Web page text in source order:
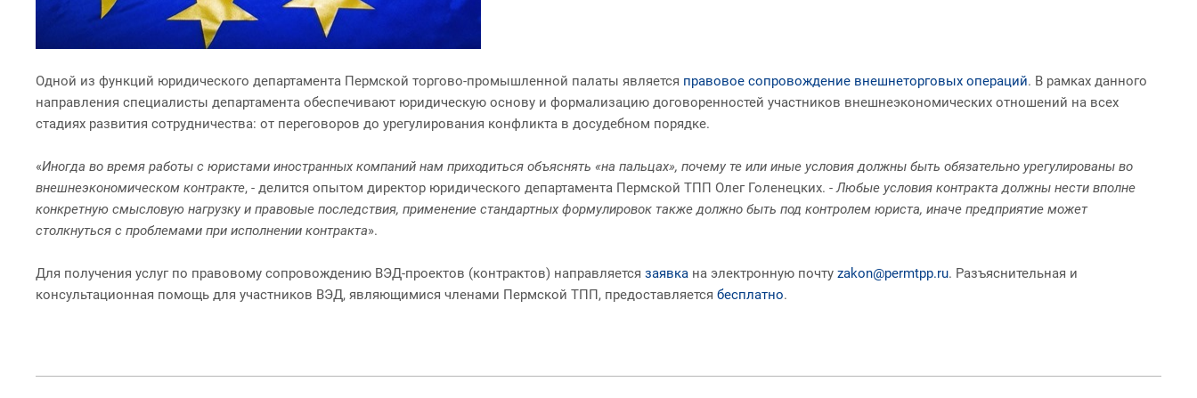
Одной из функций юридического департамента Пермской торгово-промышленной палаты является правовое сопровождение внешнеторговых операций. В рамках данного
направления специалисты департамента обеспечивают юридическую основу и формализацию договоренностей участников внешнеэкономических отношений на всех
стадиях развития сотрудничества: от переговоров до урегулирования конфликта в досудебном порядке.
«Иногда во время работы с юристами иностранных компаний нам приходиться объяснять «на пальцах», почему те или иные условия должны быть обязательно урегулированы во
внешнеэкономическом контракте, - делится опытом директор юридического департамента Пермской ТПП Олег Голенецких. -Любые условия контракта должны нести вполне
конкретную смысловую нагрузку и правовые последствия, применение стандартных формулировок также должно быть под контролем юриста, иначе предприятие может
столкнуться с проблемами при исполнении контракта».
Для получения услуг по правовому сопровождению ВЭД-проектов (контрактов) направляется заявка на электронную почту zakon@permtpp.ru. Разъяснительная и
консультационная помощь для участников ВЭД, являющимися членами Пермской ТПП, предоставляется бесплатно.